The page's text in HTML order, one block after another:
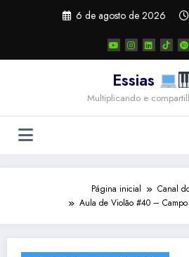
6 de agosto de 2026
Essias
Multiplicando e
Página inicial
Canal
Aula de Violão #40 –